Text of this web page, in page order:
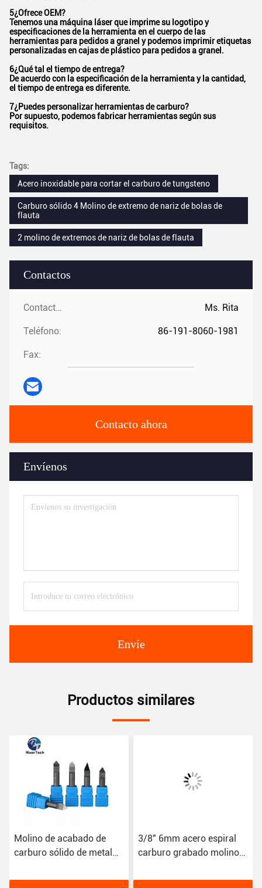
Contactos
Contactos: Ms. Rita
Teléfono: 86-191-8060-1981
Fax:
Contacto ahora
Envíenos
Envíe
5¿Ofrece OEM?
Tenemos una máquina láser que imprime su logotipo y
especificaciones de la herramienta en el cuerpo de las
herramientas para pedidos a granel y podemos imprimir etiquetas
personalizadas en cajas de plástico para pedidos a granel.
6¿Qué tal el tiempo de entrega?
De acuerdo con la especificación de la herramienta y la cantidad,
el tiempo de entrega es diferente.
7¿Puedes personalizar herramientas de carburo?
Por supuesto, podemos fabricar herramientas según sus
requisitos.
Tags:
Acero inoxidable para cortar el carburo de tungsteno
Carburo sólido 4 Molino de extremo de nariz de bolas de
flauta
2 molino de extremos de nariz de bolas de flauta
Productos similares
Molino de acabado de
carburo sólido de metal
inoxidable
3/8" 6mm acero espiral
carburo grabado molino
recubrimiento de TiN para